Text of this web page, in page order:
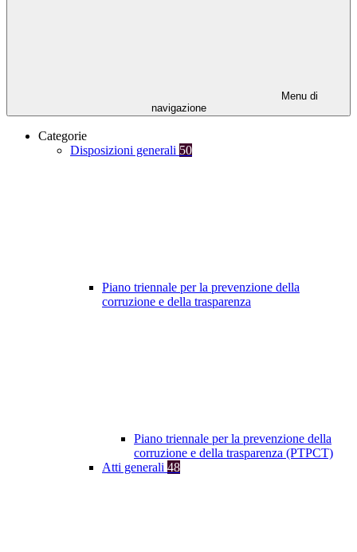
Menu di
navigazione
Categorie
Disposizioni generali 50
Piano triennale per la prevenzione della
corruzione e della trasparenza
Piano triennale per la prevenzione della
corruzione e della trasparenza (PTPCT)
Atti generali 48